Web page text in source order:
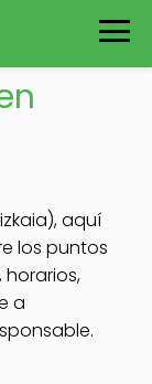
aquí
los puntos
a